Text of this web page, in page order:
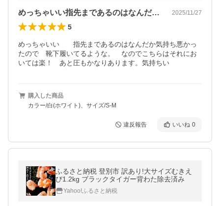
めっちゃいい指先まであるのはなんだか気… 2025/11/27
5
めっちゃいい　　指先まであるのはなんだか気持ち悪かっ
たので　靴下履いてるような。　なのでこちらはそれにお
いては楽！　あと圧もかなりあります。気持ちい
購入した商品
カラー/白(ホワイト)、サイズ/S-M
違反報告 いいね 0
ふるさと納税 登別市 訳あり!大サイズむきえ
び1.2kg ブラックタイガー背わた除去済み
Yahoo!ふるさと納税